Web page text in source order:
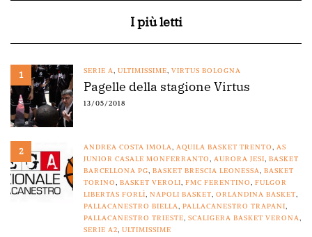
I più letti
1 SERIE A, ULTIMISSIME, VIRTUS BOLOGNA
Pagelle della stagione Virtus
13/05/2018
2 ANDREA COSTA IMOLA, AQUILA BASKET TRENTO, AS
JUNIOR CASALE MONFERRANTO, AURORA JESI, BASKET
BARCELLONA PG, BASKET BRESCIA LEONESSA, BASKET
TORINO, BASKET VEROLI, FMC FERENTINO, FULGOR
LIBERTAS FORLÌ, NAPOLI BASKET, ORLANDINA BASKET,
PALLACANESTRO BIELLA, PALLACANESTRO TRAPANI,
PALLACANESTRO TRIESTE, SCALIGERA BASKET VERONA,
SERIE A2, ULTIMISSIME